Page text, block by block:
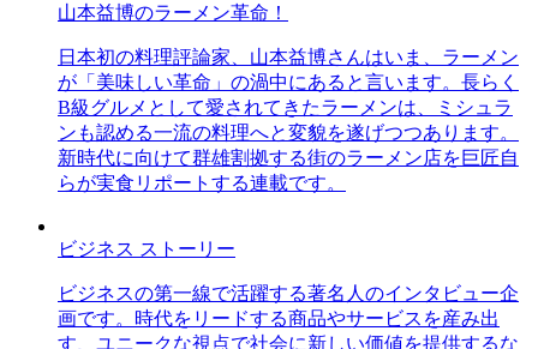
山本益博のラーメン革命！
日本初の料理評論家、山本益博さんはいま、ラーメン
が「美味しい革命」の渦中にあると言います。長らく
B級グルメとして愛されてきたラーメンは、ミシュラ
ンも認める一流の料理へと変貌を遂げつつあります。
新時代に向けて群雄割拠する街のラーメン店を巨匠自
らが実食リポートする連載です。
ビジネス ストーリー
ビジネスの第一線で活躍する著名人のインタビュー企
画です。時代をリードする商品やサービスを産み出
す、ユニークな視点で社会に新しい価値を提供するな